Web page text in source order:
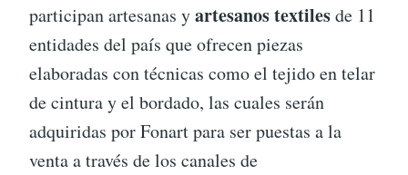
participan artesanas yartesanos textilesde 11
entidades del país que ofrecen piezas
elaboradas con técnicas como el tejido en telar
de cintura y el bordado, las cuales serán
adquiridas por Fonart para ser puestas a la
venta a través de los canales de